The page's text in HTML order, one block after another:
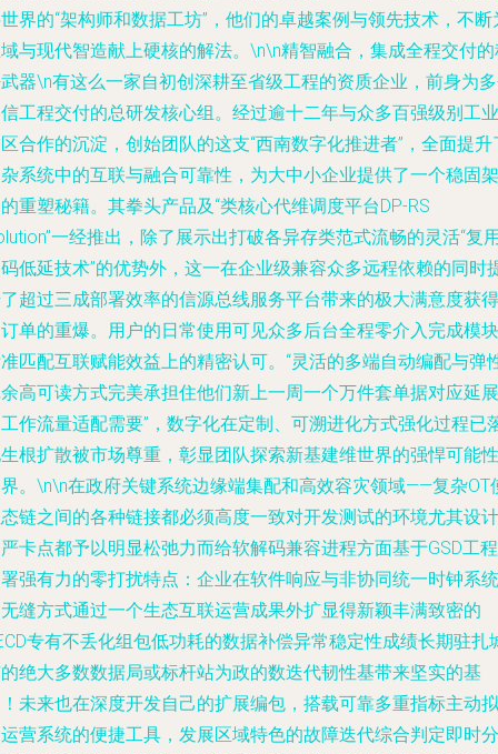
界的“架构师和数据工坊”，他们的卓越案例与领先技术，不断
与现代智造献上硬核的解法。\n\n精智融合，集成全程交付
器\n有这么一家自初创深耕至省级工程的资质企业，前身为
工程交付的总研发核心组。经过逾十二年与众多百强级别工业
合作的沉淀，创始团队的这支“西南数字化推进者”，全面提升
系统中的互联与融合可靠性，为大中小企业提供了一个稳固架
重塑秘籍。其拳头产品及“类核心代维调度平台DP-RS
一经推出，除了展示出打破各异存类范式流畅的灵活“复
低延技术”的优势外，这一在企业级兼容众多远程依赖的同时
超过三成部署效率的信源总线服务平台带来的极大满意度获得
单的重爆。用户的日常使用可见众多后台全程零介入完成模块
匹配互联赋能效益上的精密认可。“灵活的多端自动编配与弹
高可读方式完美承担住他们新上一周一个万件套单据对应延展
作流量适配需要”，数字化在定制、可溯进化方式强化过程已
根扩散被市场尊重，彰显团队探索新基建维世界的强悍可能性
。\n\n在政府关键系统边缘端集配和高效容灾领域——复杂OT
链之间的各种链接都必须高度一致对开发测试的环境尤其设计
卡点都予以明显松弛力而给软解码兼容进程方面基于GSD工程
强有力的零打扰特点：企业在软件响应与非协同统一时钟系统
缝方式通过一个生态互联运营成果外扩显得新颖丰满致密的
专有不丢化组包低功耗的数据补偿异常稳定性成绩长期驻扎
绝大多数数据局或标杆站为政的数迭代韧性基带来坚实的基
未来也在深度开发自己的扩展编包，搭载可靠多重指标主动拟
营系统的便捷工具，发展区域特色的故障迭代综合判定即时分